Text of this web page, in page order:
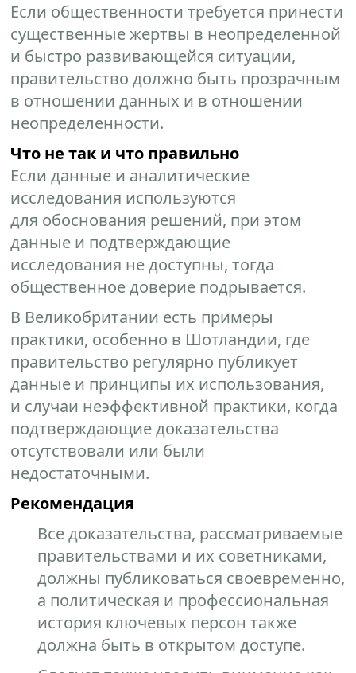
Если общественности требуется принести
существенные жертвы в неопределенной
и быстро развивающейся ситуации,
правительство должно быть прозрачным
в отношении данных и в отношении
неопределенности.
Что не так и что правильно
Если данные и аналитические
исследования используются
для обоснования решений, при этом
данные и подтверждающие
исследования не доступны, тогда
общественное доверие подрывается.
В Великобритании есть примеры
практики, особенно в Шотландии, где
правительство регулярно публикует
данные и принципы их использования,
и случаи неэффективной практики, когда
подтверждающие доказательства
отсутствовали или были
недостаточными.
Рекомендация
Все доказательства, рассматриваемые
правительствами и их советниками,
должны публиковаться своевременно,
а политическая и профессиональная
история ключевых персон также
должна быть в открытом доступе.